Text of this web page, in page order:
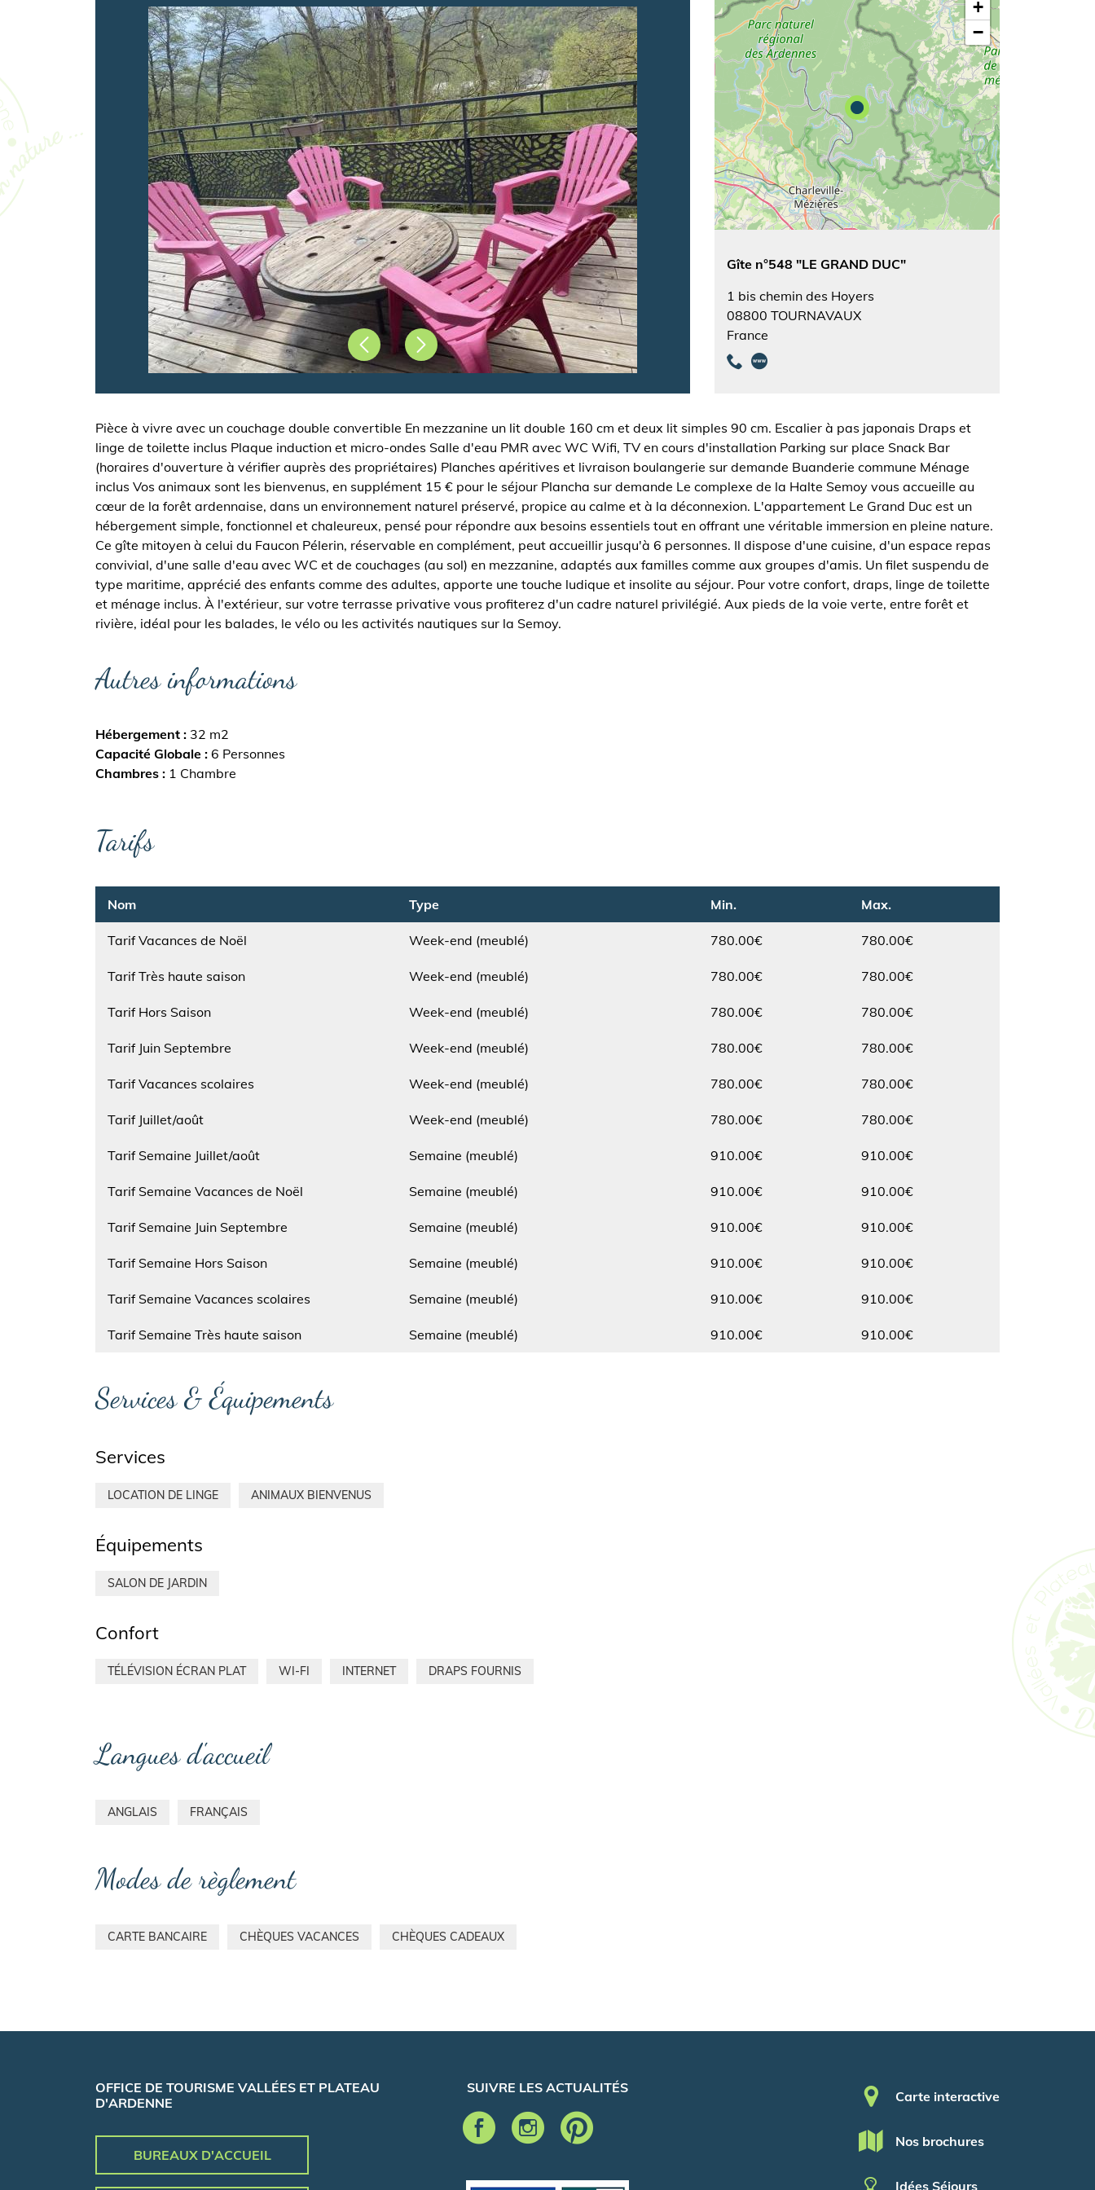
PrécédentSuivant
+
−
Gîte n°548 "LE GRAND DUC"
1 bis chemin des Hoyers
08800 TOURNAVAUX
France
Pièce à vivre avec un couchage double convertible En mezzanine un lit double 160 cm et deux lit simples 90 cm. Escalier à pas japonais Draps et
linge de toilette inclus Plaque induction et micro-ondes Salle d'eau PMR avec WC Wifi, TV en cours d'installation Parking sur place Snack Bar
(horaires d'ouverture à vérifier auprès des propriétaires) Planches apéritives et livraison boulangerie sur demande Buanderie commune Ménage
inclus Vos animaux sont les bienvenus, en supplément 15 € pour le séjour Plancha sur demande Le complexe de la Halte Semoy vous accueille au
cœur de la forêt ardennaise, dans un environnement naturel préservé, propice au calme et à la déconnexion. L'appartement Le Grand Duc est un
hébergement simple, fonctionnel et chaleureux, pensé pour répondre aux besoins essentiels tout en offrant une véritable immersion en pleine nature.
Ce gîte mitoyen à celui du Faucon Pélerin, réservable en complément, peut accueillir jusqu'à 6 personnes. Il dispose d'une cuisine, d'un espace repas
convivial, d'une salle d'eau avec WC et de couchages (au sol) en mezzanine, adaptés aux familles comme aux groupes d'amis. Un filet suspendu de
type maritime, apprécié des enfants comme des adultes, apporte une touche ludique et insolite au séjour. Pour votre confort, draps, linge de toilette
et ménage inclus. À l'extérieur, sur votre terrasse privative vous profiterez d'un cadre naturel privilégié. Aux pieds de la voie verte, entre forêt et
rivière, idéal pour les balades, le vélo ou les activités nautiques sur la Semoy.
Autres informations
Hébergement
32 m2
Capacité Globale 6 Personnes
Chambres
1 Chambre
Tarifs
Nom
Tarif Vacances de Noël
Type
Week-end (meublé)
Min.
780.00€
Max.
780.00€
Tarif Très haute saison Week-end (meublé) 780.00€
780.00€
Tarif Hors Saison Week-end (meublé) 780.00€
780.00€
Tarif Juin Septembre Week-end (meublé) 780.00€
780.00€
Tarif Vacances scolaires Week-end (meublé) 780.00€
780.00€
Tarif Juillet/août Week-end (meublé) 780.00€
780.00€
Tarif Semaine Juillet/août Semaine (meublé) 910.00€
910.00€
Tarif Semaine Vacances de Noël Semaine (meublé) 910.00€
910.00€
Tarif Semaine Juin Septembre Semaine (meublé) 910.00€
910.00€
Tarif Semaine Hors Saison Semaine (meublé) 910.00€
910.00€
Tarif Semaine Vacances scolaires Semaine (meublé) 910.00€
910.00€
Tarif Semaine Très haute saison Semaine (meublé) 910.00€ 910.00€
Services & Équipements
Services
LOCATION DE LINGE ANIMAUX BIENVENUS
Équipements
SALON DE JARDIN
Confort
TÉLÉVISION ÉCRAN PLAT WI-FI INTERNET DRAPS FOURNIS
Langues d'accueil
ANGLAIS FRANÇAIS
Modes de règlement
CARTE BANCAIRE CHÈQUES VACANCES CHÈQUES CADEAUX
OFFICE DE TOURISME VALLÉES ET PLATEAU
D'ARDENNE
BUREAUX D'ACCUEIL
SUIVRE LES ACTUALITÉS Pied de page
Carte interactive
Nos brochures
Idées Séjours